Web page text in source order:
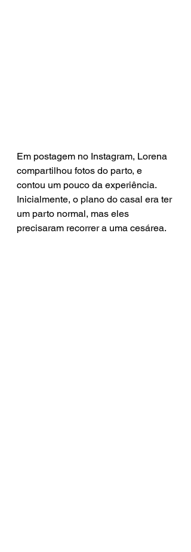
Em postagem no Instagram, Lorena
compartilhou fotos do parto, e
contou um pouco da experiência.
Inicialmente, o plano do casal era ter
um parto normal, mas eles
precisaram recorrer a uma cesárea.